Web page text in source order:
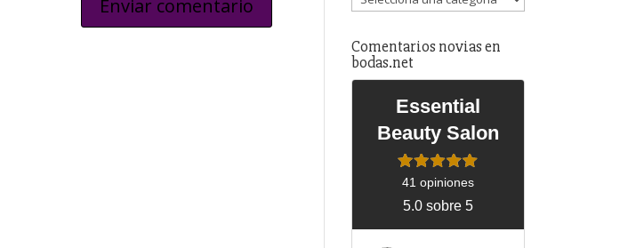
Comentarios novias en
bodas.net
Essential
Beauty Salon
41 opiniones
5.0 sobre 5